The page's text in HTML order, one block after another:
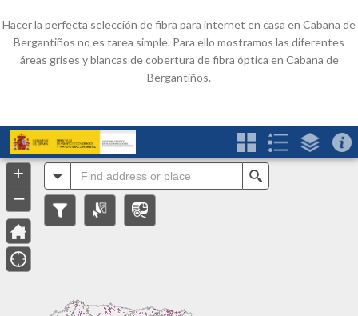
Hacer la perfecta selección de fibra para internet en casa en Cabana de
Bergantiños no es tarea simple. Para ello mostramos las diferentes
áreas grises y blancas de cobertura de fibra óptica en Cabana de
Bergantiños.